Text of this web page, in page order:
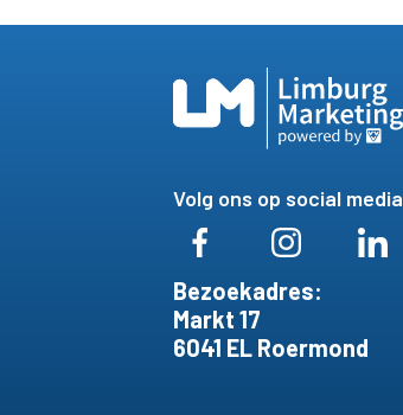
Volg ons op social media
Bezoekadres:
Markt 17
6041 EL Roermond